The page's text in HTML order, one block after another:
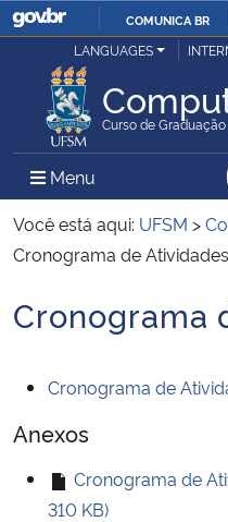
COMUNICA BR
Ministério da Justiça e Segurança
Ministério da Defesa
Ministério das Relações Exteriores
Ministério da Infraestrutura
Ministério da Agricultura, Pecuária
Ministério da Educação
Ministério da Cidadania
LANGUAGES
Curso de
Menu Menu
Você está aqui: UFSM >
Cronograma de Atividades
Início do conteúdo
Cronograma
Cronograma de
Anexos
Cronograma de
310 KB)